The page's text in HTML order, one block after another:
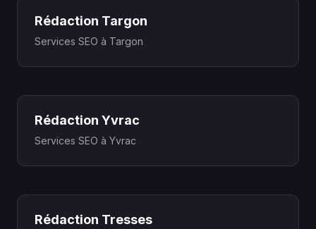
Rédaction Targon
Services SEO à Targon
Rédaction Yvrac
Services SEO à Yvrac
Rédaction Tresses